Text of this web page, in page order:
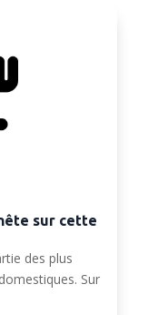
sur cette
des plus
Sur